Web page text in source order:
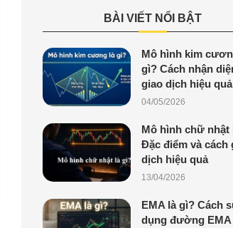
BÀI VIẾT NỔI BẬT
Mô hình kim
gì? Cách nhận
giao dịch hiệu quả
04/05/2026
Mô hình chữ nhật
Đặc điểm và cách
dịch hiệu quả
13/04/2026
EMA là gì? Cách
dụng đường EMA